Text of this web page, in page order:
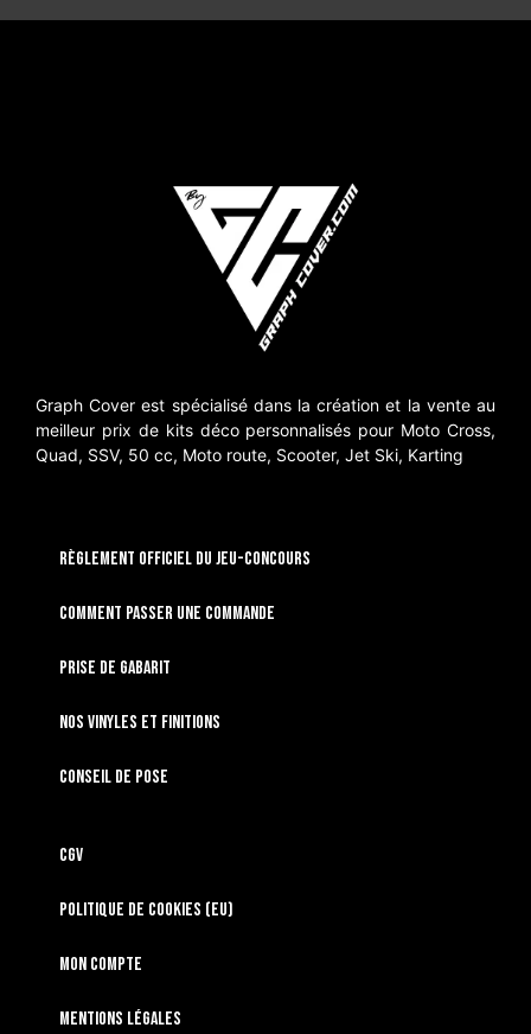
Graph Cover est spécialisé dans la création et la vente au
meilleur prix de kits déco personnalisés pour Moto Cross,
Quad, SSV, 50 cc, Moto route, Scooter, Jet Ski, Karting
RÈGLEMENT OFFICIEL DU JEU-CONCOURS
Comment passer une commande
Prise de gabarit
Nos vinyles et finitions
Conseil de pose
CGV
Politique de cookies (EU)
Mon compte
Mentions légales